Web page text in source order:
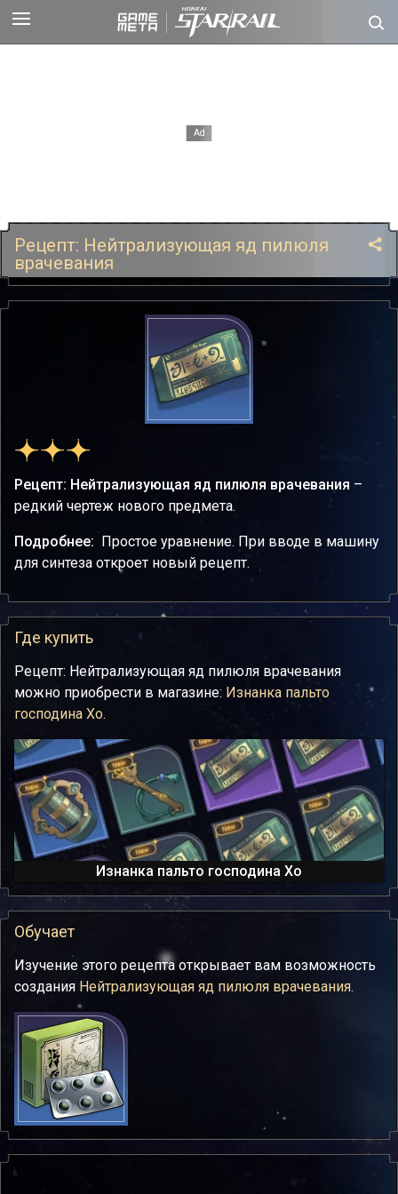
Рецепт: Нейтрализующая яд пилюля
врачевания
Рецепт: Нейтрализующая яд пилюля врачевания –
редкий чертеж нового предмета.
Подробнее: Простое уравнение. При вводе в машину
для синтеза откроет новый рецепт.
Где купить
Рецепт: Нейтрализующая яд пилюля врачевания
можно приобрести в магазине: Изнанка пальто
господина Хо.
Изнанка пальто господина Хо
Обучает
Изучение этого рецепта открывает вам возможность
создания Нейтрализующая яд пилюля врачевания.